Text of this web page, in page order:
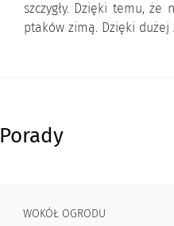
szczygły. Dzięki temu,
ptaków zimą. Dzięki
Porady
WOKÓŁ OGRODU